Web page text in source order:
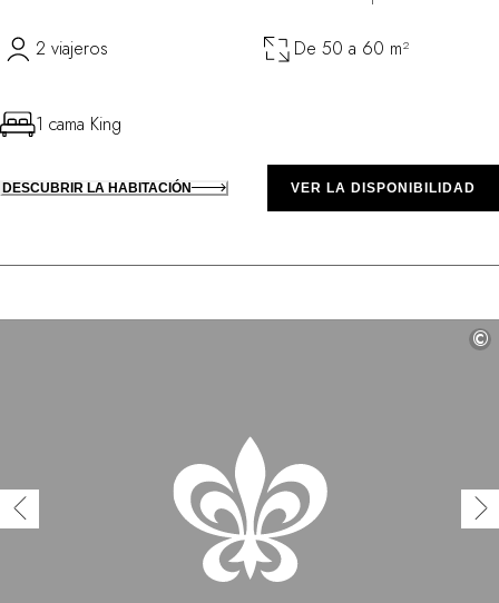
2 viajeros De 50 a 60 m²
1 cama King
DESCUBRIR LA HABITACIÓN VER LA DISPONIBILIDAD
©